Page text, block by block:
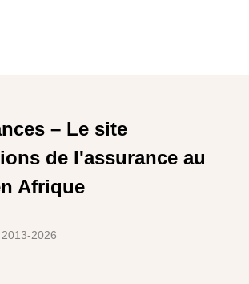
– Le site
de l'assurance au
Afrique
2026